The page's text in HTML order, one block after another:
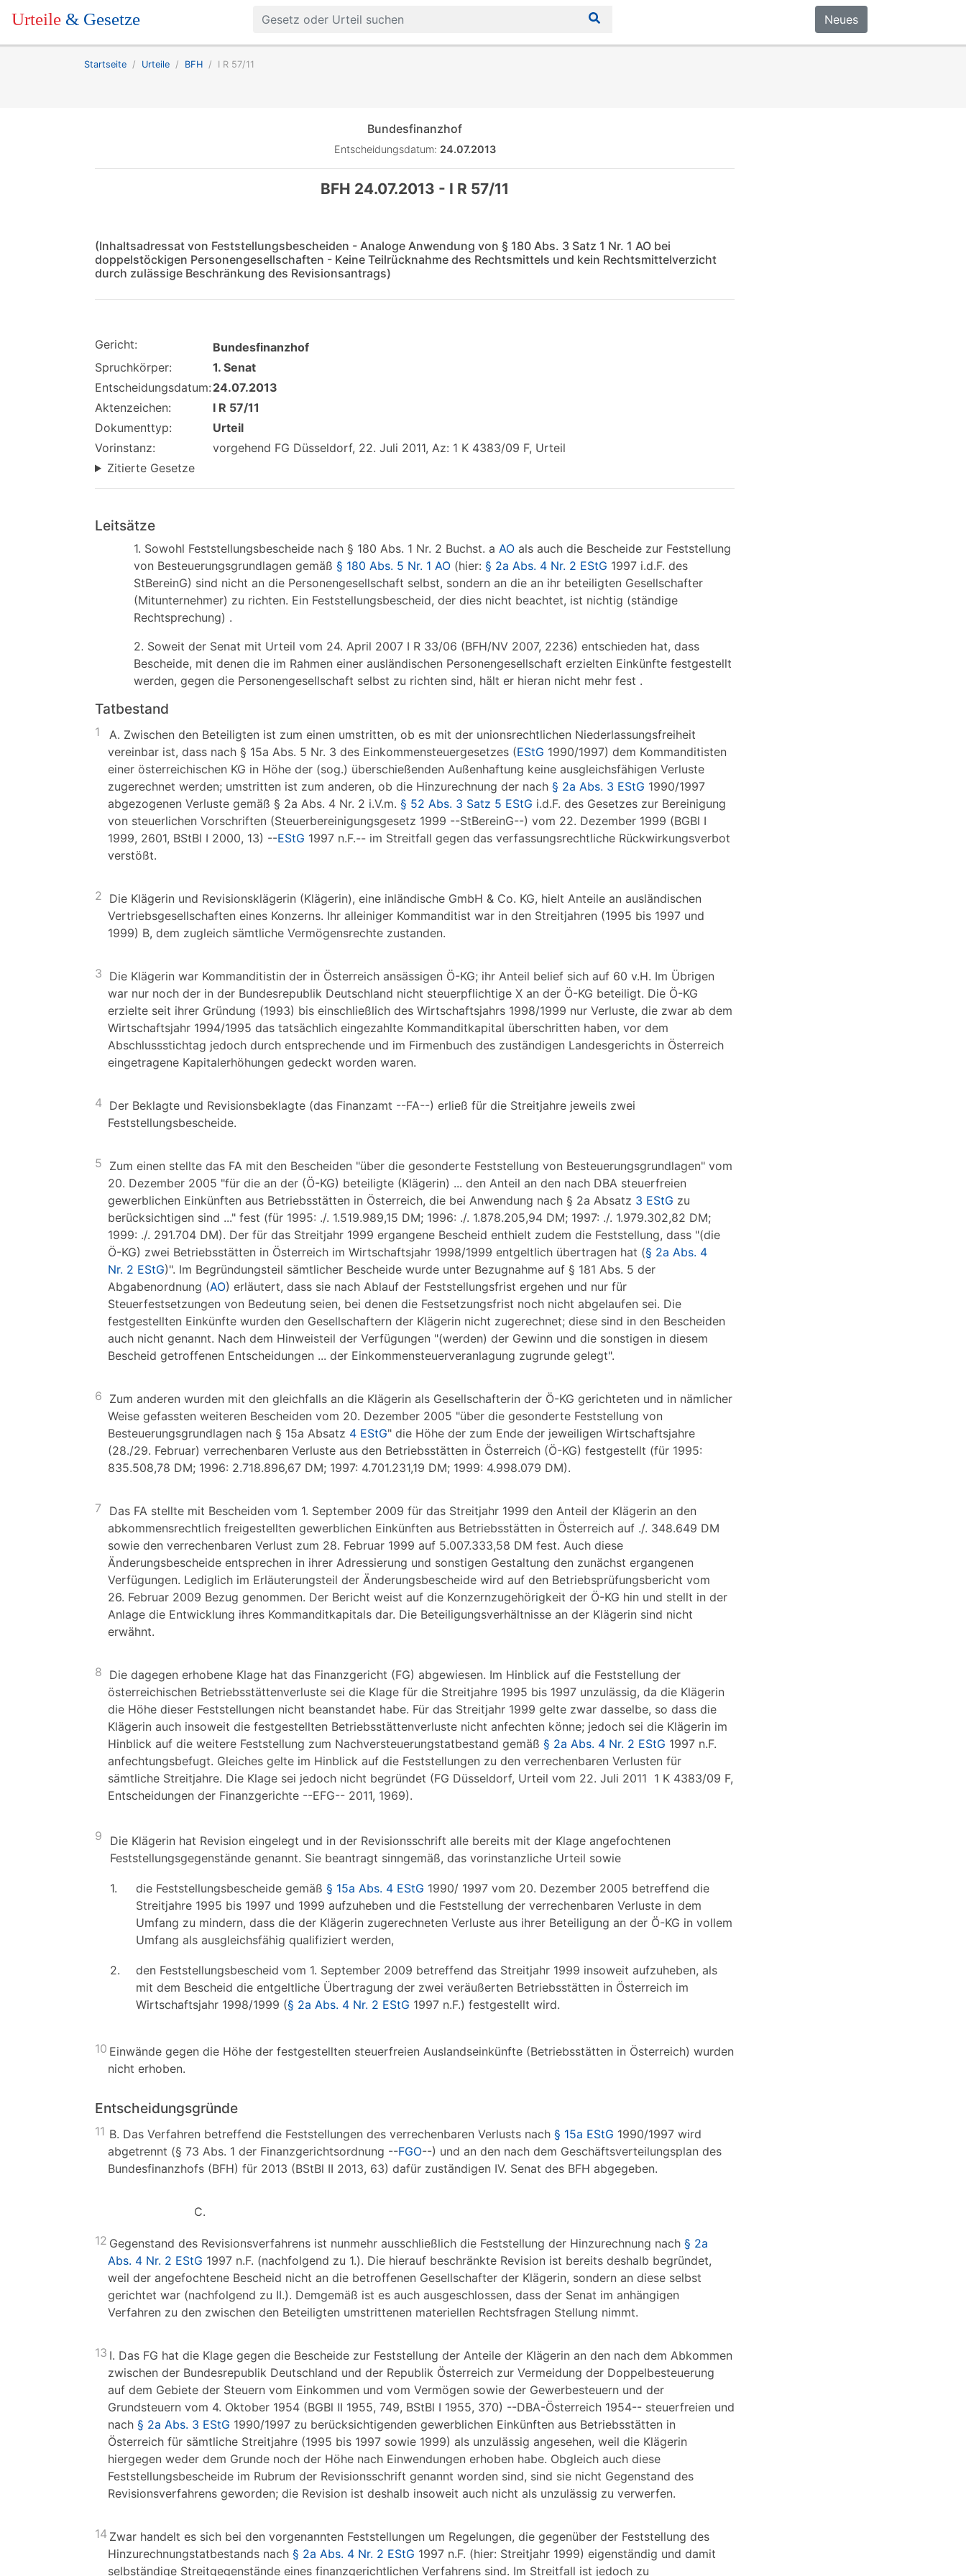
Urteile & Gesetze Neues
Startseite Urteile BFH I R 57/11
Bundesfinanzhof
Entscheidungsdatum: 24.07.2013
BFH 24.07.2013 - I R 57/11
(Inhaltsadressat von Feststellungsbescheiden - Analoge Anwendung von § 180 Abs. 3 Satz 1 Nr. 1 AO bei
doppelstöckigen Personengesellschaften - Keine Teilrücknahme des Rechtsmittels und kein Rechtsmittelverzicht
durch zulässige Beschränkung des Revisionsantrags)
Gericht:
Bundesfinanzhof
Spruchkörper:
1. Senat
Entscheidungsdatum: 24.07.2013
Aktenzeichen:
I R 57/11
Dokumenttyp:
Urteil
Vorinstanz:
vorgehend FG Düsseldorf, 22. Juli 2011, Az: 1 K 4383/09 F, Urteil
Zitierte Gesetze
Leitsätze
1. Sowohl Feststellungsbescheide nach § 180 Abs. 1 Nr. 2 Buchst. a AO als auch die Bescheide zur Feststellung
von Besteuerungsgrundlagen gemäß § 180 Abs. 5 Nr. 1 AO (hier: § 2a Abs. 4 Nr. 2 EStG 1997 i.d.F. des
StBereinG) sind nicht an die Personengesellschaft selbst, sondern an die an ihr beteiligten Gesellschafter
(Mitunternehmer) zu richten. Ein Feststellungsbescheid, der dies nicht beachtet, ist nichtig (ständige
Rechtsprechung) .
2. Soweit der Senat mit Urteil vom 24. April 2007 I R 33/06 (BFH/NV 2007, 2236) entschieden hat, dass
Bescheide, mit denen die im Rahmen einer ausländischen Personengesellschaft erzielten Einkünfte festgestellt
werden, gegen die Personengesellschaft selbst zu richten sind, hält er hieran nicht mehr fest .
Tatbestand
1
A. Zwischen den Beteiligten ist zum einen umstritten, ob es mit der unionsrechtlichen Niederlassungsfreiheit
vereinbar ist, dass nach § 15a Abs. 5 Nr. 3 des Einkommensteuergesetzes (EStG 1990/1997) dem Kommanditisten
einer österreichischen KG in Höhe der (sog.) überschießenden Außenhaftung keine ausgleichsfähigen Verluste
zugerechnet werden; umstritten ist zum anderen, ob die Hinzurechnung der nach § 2a Abs. 3 EStG 1990/1997
abgezogenen Verluste gemäß § 2a Abs. 4 Nr. 2 i.V.m. § 52 Abs. 3 Satz 5 EStG i.d.F. des Gesetzes zur Bereinigung
von steuerlichen Vorschriften (Steuerbereinigungsgesetz 1999 --StBereinG--) vom 22. Dezember 1999 (BGBl I
1999, 2601, BStBl I 2000, 13) --EStG 1997 n.F.-- im Streitfall gegen das verfassungsrechtliche Rückwirkungsverbot
verstößt.
2 Die Klägerin und Revisionsklägerin (Klägerin), eine inländische GmbH & Co. KG, hielt Anteile an ausländischen
Vertriebsgesellschaften eines Konzerns. Ihr alleiniger Kommanditist war in den Streitjahren (1995 bis 1997 und
1999) B, dem zugleich sämtliche Vermögensrechte zustanden.
3 Die Klägerin war Kommanditistin der in Österreich ansässigen Ö-KG; ihr Anteil belief sich auf 60 v.H. Im Übrigen
war nur noch der in der Bundesrepublik Deutschland nicht steuerpflichtige X an der Ö-KG beteiligt. Die Ö-KG
erzielte seit ihrer Gründung (1993) bis einschließlich des Wirtschaftsjahrs 1998/1999 nur Verluste, die zwar ab dem
Wirtschaftsjahr 1994/1995 das tatsächlich eingezahlte Kommanditkapital überschritten haben, vor dem
Abschlussstichtag jedoch durch entsprechende und im Firmenbuch des zuständigen Landesgerichts in Österreich
eingetragene Kapitalerhöhungen gedeckt worden waren.
4 Der Beklagte und Revisionsbeklagte (das Finanzamt --FA--) erließ für die Streitjahre jeweils zwei
Feststellungsbescheide.
5 Zum einen stellte das FA mit den Bescheiden "über die gesonderte Feststellung von Besteuerungsgrundlagen" vom
20. Dezember 2005 "für die an der (Ö-KG) beteiligte (Klägerin) ... den Anteil an den nach DBA steuerfreien
gewerblichen Einkünften aus Betriebsstätten in Österreich, die bei Anwendung nach § 2a Absatz 3 EStG zu
berücksichtigen sind ..." fest (für 1995: ./. 1.519.989,15 DM; 1996: ./. 1.878.205,94 DM; 1997: ./. 1.979.302,82 DM;
1999: ./. 291.704 DM). Der für das Streitjahr 1999 ergangene Bescheid enthielt zudem die Feststellung, dass "(die
Ö-KG) zwei Betriebsstätten in Österreich im Wirtschaftsjahr 1998/1999 entgeltlich übertragen hat (§ 2a Abs. 4
Nr. 2 EStG)". Im Begründungsteil sämtlicher Bescheide wurde unter Bezugnahme auf § 181 Abs. 5 der
Abgabenordnung (AO) erläutert, dass sie nach Ablauf der Feststellungsfrist ergehen und nur für
Steuerfestsetzungen von Bedeutung seien, bei denen die Festsetzungsfrist noch nicht abgelaufen sei. Die
festgestellten Einkünfte wurden den Gesellschaftern der Klägerin nicht zugerechnet; diese sind in den Bescheiden
auch nicht genannt. Nach dem Hinweisteil der Verfügungen "(werden) der Gewinn und die sonstigen in diesem
Bescheid getroffenen Entscheidungen ... der Einkommensteuerveranlagung zugrunde gelegt".
6 Zum anderen wurden mit den gleichfalls an die Klägerin als Gesellschafterin der Ö-KG gerichteten und in nämlicher
Weise gefassten weiteren Bescheiden vom 20. Dezember 2005 "über die gesonderte Feststellung von
Besteuerungsgrundlagen nach § 15a Absatz 4 EStG" die Höhe der zum Ende der jeweiligen Wirtschaftsjahre
(28./29. Februar) verrechenbaren Verluste aus den Betriebsstätten in Österreich (Ö-KG) festgestellt (für 1995:
835.508,78 DM; 1996: 2.718.896,67 DM; 1997: 4.701.231,19 DM; 1999: 4.998.079 DM).
7
Das FA stellte mit Bescheiden vom 1. September 2009 für das Streitjahr 1999 den Anteil der Klägerin an den
abkommensrechtlich freigestellten gewerblichen Einkünften aus Betriebsstätten in Österreich auf ./. 348.649 DM
sowie den verrechenbaren Verlust zum 28. Februar 1999 auf 5.007.333,58 DM fest. Auch diese
Änderungsbescheide entsprechen in ihrer Adressierung und sonstigen Gestaltung den zunächst ergangenen
Verfügungen. Lediglich im Erläuterungsteil der Änderungsbescheide wird auf den Betriebsprüfungsbericht vom
26. Februar 2009 Bezug genommen. Der Bericht weist auf die Konzernzugehörigkeit der Ö-KG hin und stellt in der
Anlage die Entwicklung ihres Kommanditkapitals dar. Die Beteiligungsverhältnisse an der Klägerin sind nicht
erwähnt.
8 Die dagegen erhobene Klage hat das Finanzgericht (FG) abgewiesen. Im Hinblick auf die Feststellung der
österreichischen Betriebsstättenverluste sei die Klage für die Streitjahre 1995 bis 1997 unzulässig, da die Klägerin
die Höhe dieser Feststellungen nicht beanstandet habe. Für das Streitjahr 1999 gelte zwar dasselbe, so dass die
Klägerin auch insoweit die festgestellten Betriebsstättenverluste nicht anfechten könne; jedoch sei die Klägerin im
Hinblick auf die weitere Feststellung zum Nachversteuerungstatbestand gemäß § 2a Abs. 4 Nr. 2 EStG 1997 n.F.
anfechtungsbefugt. Gleiches gelte im Hinblick auf die Feststellungen zu den verrechenbaren Verlusten für
sämtliche Streitjahre. Die Klage sei jedoch nicht begründet (FG Düsseldorf, Urteil vom 22. Juli 2011 1 K 4383/09 F,
Entscheidungen der Finanzgerichte --EFG-- 2011, 1969).
9
Die Klägerin hat Revision eingelegt und in der Revisionsschrift alle bereits mit der Klage angefochtenen
Feststellungsgegenstände genannt. Sie beantragt sinngemäß, das vorinstanzliche Urteil sowie
1. die Feststellungsbescheide gemäß § 15a Abs. 4 EStG 1990/ 1997 vom 20. Dezember 2005 betreffend die
Streitjahre 1995 bis 1997 und 1999 aufzuheben und die Feststellung der verrechenbaren Verluste in dem
Umfang zu mindern, dass die der Klägerin zugerechneten Verluste aus ihrer Beteiligung an der Ö-KG in vollem
Umfang als ausgleichsfähig qualifiziert werden,
2. den Feststellungsbescheid vom 1. September 2009 betreffend das Streitjahr 1999 insoweit aufzuheben, als
mit dem Bescheid die entgeltliche Übertragung der zwei veräußerten Betriebsstätten in Österreich im
Wirtschaftsjahr 1998/1999 (§ 2a Abs. 4 Nr. 2 EStG 1997 n.F.) festgestellt wird.
10 Einwände gegen die Höhe der festgestellten steuerfreien Auslandseinkünfte (Betriebsstätten in Österreich) wurden
nicht erhoben.
Entscheidungsgründe
11 B. Das Verfahren betreffend die Feststellungen des verrechenbaren Verlusts nach § 15a EStG 1990/1997 wird
abgetrennt (§ 73 Abs. 1 der Finanzgerichtsordnung --FGO--) und an den nach dem Geschäftsverteilungsplan des
Bundesfinanzhofs (BFH) für 2013 (BStBl II 2013, 63) dafür zuständigen IV. Senat des BFH abgegeben.
C.
12 Gegenstand des Revisionsverfahrens ist nunmehr ausschließlich die Feststellung der Hinzurechnung nach § 2a
Abs. 4 Nr. 2 EStG 1997 n.F. (nachfolgend zu 1.). Die hierauf beschränkte Revision ist bereits deshalb begründet,
weil der angefochtene Bescheid nicht an die betroffenen Gesellschafter der Klägerin, sondern an diese selbst
gerichtet war (nachfolgend zu II.). Demgemäß ist es auch ausgeschlossen, dass der Senat im anhängigen
Verfahren zu den zwischen den Beteiligten umstrittenen materiellen Rechtsfragen Stellung nimmt.
13 I. Das FG hat die Klage gegen die Bescheide zur Feststellung der Anteile der Klägerin an den nach dem Abkommen
zwischen der Bundesrepublik Deutschland und der Republik Österreich zur Vermeidung der Doppelbesteuerung
auf dem Gebiete der Steuern vom Einkommen und vom Vermögen sowie der Gewerbesteuern und der
Grundsteuern vom 4. Oktober 1954 (BGBl II 1955, 749, BStBl I 1955, 370) --DBA-Österreich 1954-- steuerfreien und
nach § 2a Abs. 3 EStG 1990/1997 zu berücksichtigenden gewerblichen Einkünften aus Betriebsstätten in
Österreich für sämtliche Streitjahre (1995 bis 1997 sowie 1999) als unzulässig angesehen, weil die Klägerin
hiergegen weder dem Grunde noch der Höhe nach Einwendungen erhoben habe. Obgleich auch diese
Feststellungsbescheide im Rubrum der Revisionsschrift genannt worden sind, sind sie nicht Gegenstand des
Revisionsverfahrens geworden; die Revision ist deshalb insoweit auch nicht als unzulässig zu verwerfen.
14 Zwar handelt es sich bei den vorgenannten Feststellungen um Regelungen, die gegenüber der Feststellung des
Hinzurechnungstatbestands nach § 2a Abs. 4 Nr. 2 EStG 1997 n.F. (hier: Streitjahr 1999) eigenständig und damit
selbständige Streitgegenstände eines finanzgerichtlichen Verfahrens sind. Im Streitfall ist jedoch zu